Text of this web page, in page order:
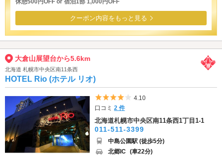
休憩500円OFF or 宿泊1部 1,000円OFF
クーポン内容をもっと見る
大倉山展望台から5.6km
北海道 札幌市中央区南11条西
HOTEL Rio (ホテル リオ)
5つ星のうち4
4.10
口コミ2 件
北海道札幌市中央区南11条西1丁目1-1
011-511-3399
中島公園駅 (徒歩5分)
北郷IC (車22分)